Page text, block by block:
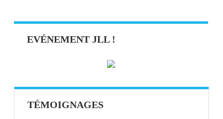
EVÉNEMENT JLL !
TÉMOIGNAGES